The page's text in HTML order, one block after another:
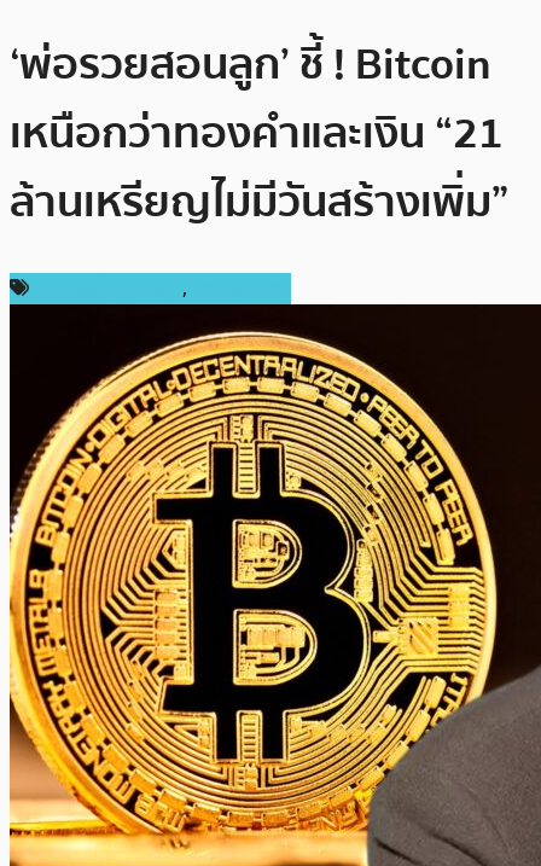
‘พ่อรวยสอนลูก’ ชี้ ! Bitcoin
เหนือกว่าทองคำและเงิน “21
ล้านเหรียญไม่มีวันสร้างเพิ่ม”
,